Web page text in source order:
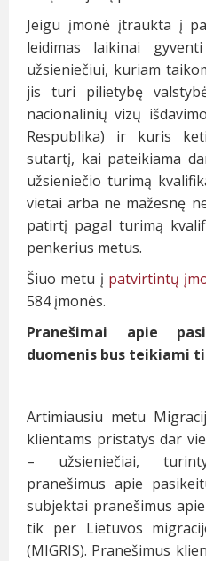
Jeigu įmonė įtraukta į
leidimas laikinai
užsieniečiui, kuriam
jis turi pilietybę
nacionalinių vizų
Respublika) ir kuris
sutartį, kai pateikiama
užsieniečio turimą
vietai arba ne mažesnę
patirtį pagal turimą
penkerius metus.
Šiuo metu į patvirtintų
584 įmonės.
Pranešimai apie
duomenis bus teikiami
Artimiausiu metu
klientams pristatys dar
– užsieniečiai,
pranešimus apie
subjektai pranešimus
tik per Lietuvos
(MIGRIS). Pranešimus